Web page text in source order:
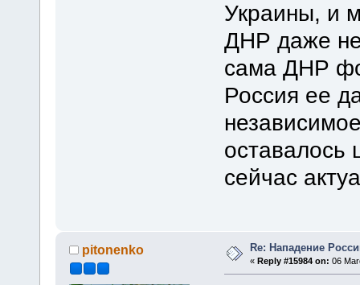
Украины, и
ДНР даже не
сама ДНР
Россия ее
оставалось
сейчас
pitonenko Re: Нападение
«Reply #15984 on: 06